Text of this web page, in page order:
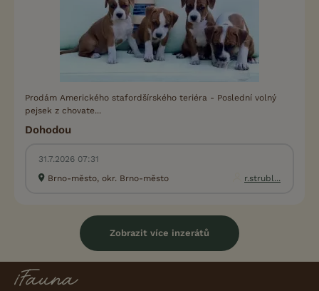
Prodám Amerického stafordšírského teriéra - Poslední volný
pejsek z chovate...
Dohodou
31.7.2026 07:31
Brno-město, okr. Brno-město
r.strubl...
Zobrazit více inzerátů